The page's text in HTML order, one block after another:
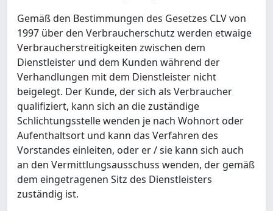
Gemäß den Bestimmungen des Gesetzes CLV von
1997 über den Verbraucherschutz werden etwaige
Verbraucherstreitigkeiten zwischen dem
Dienstleister und dem Kunden während der
Verhandlungen mit dem Dienstleister nicht
beigelegt. Der Kunde, der sich als Verbraucher
qualifiziert, kann sich an die zuständige
Schlichtungsstelle wenden je nach Wohnort oder
Aufenthaltsort und kann das Verfahren des
Vorstandes einleiten, oder er / sie kann sich auch
an den Vermittlungsausschuss wenden, der gemäß
dem eingetragenen Sitz des Dienstleisters
zuständig ist.